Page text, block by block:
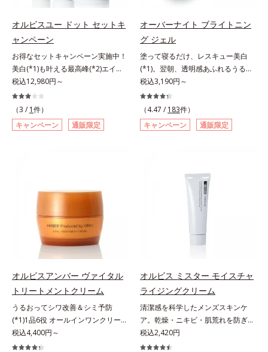
いうわけではありません※敏感肌対
象パッチテスト済（すべての人に皮
膚刺激がおきないというわけではあ
りません）※弱酸性（ローション・
モイスチャーのみ）アレルギーテス
ト済＝全ての方にアレルギーが起こ
らないということではありません。
ノンコメドジェニックテスト済＝す
べての人にコメド（ニキビのもと）
ができないというわけではありませ
ん。
の使用回数＞通常サイズ：約90回
（1.5ヵ月程度）ラージサイズ：約
180回（3ヵ月程度）各商品の詳し
い情報は商品ページをご覧くださ
い。・BEAUTY夏祭りは、こちら
指します。無油分・無着色・無香
料・アルコールフリー・界面活性剤
不使用(*5)・パラベンフリー、6つ
のフリー処方で徹底的に肌に寄り添
います。*1 乾燥と敏感をくり返す
こと*2 敏感肌対象連用テスト済
（すべての方のお肌に合うというこ
とではありません）*3 乾燥して敏
感に感じやすい状態のこと*4 発酵
アミノ酸（ポリグルタミン酸）配合
＝乾燥を防ぎ、うるおいに満ちた肌
＝乱れた角層にうるおいを与え、肌
荒れを防ぐ保湿成分*5 ウォッシュ
を除くLM＝さっぱり高保湿タイプ
（脂性肌～普通肌）RM＝しっとり
高保湿タイプ（普通肌～超乾性肌）
した。そこでオルビスユー ドット
シリーズは美容成分(*7)として
「G.D.F.アクティベーター(*8)」を
配合。そして、従来から配合してい
る美白(*1)有効成分「トラネキサム
酸」を配合しました。さらに、シリ
ーズ共通の美容成分「GLルートブ
ースター(*9)」を配合することで、
肌のふっくら感や透明感を叶えま
す。美白ケアしながら多角的なエイ
ジングケアが叶うシリーズに。3ス
す。*1 メラニンの生成を抑え、シ
ミ・ソバカスを防ぐ（ウォッシュを
除く）*2 オルビス内スキンケアシ
リーズの保湿力*3 年齢に応じたお
手入れのこと*4 うるおいによる
*5 乾燥、ハリ・ツヤのなさ*6
セラカエルレア果汁、ノバラエキス
配合＝うるおいを与えハリと透明感
に満ちた肌へ導く保湿成分*9 メマ
ツヨイグサ抽出液、スイカズラエキ
ス配合＝角層のすみずみまで水分・
油分を保ち、ハリ・ツヤを与える保
湿成分*10 気持ちのこと
オルビスユー ドット セットキ
ャンペーン
お得なセットキャンペーン実施中！
美白(*1)も叶える最高峰(*2)エイジ
ングケア(*3)。ハリも透明感(*4)も
結果主義。年齢サイン(*5)の因子に
着目した肌科学エイジングケア(*3)
シリーズ。オルビスユー ドットシ
リーズは、年齢による肌悩み一つ一
ない状態である「ハリのなさ」や、
くすみ(*6)などが現れている状態で
ある「透明感のなさ」が現れること
で大人の肌印象に大きな影響を与え
ていることが分かりました。そこで
オルビスユー ドットシリーズは美
容成分(*7)として「G.D.F.アクティ
ベーター(*8)」を配合。そして、従
来から配合している美白有効成分
「トラネキサム酸」を配合しまし
た。さらに、シリーズ共通の美容成
分(*7)「GLルートブースター(*9)」
を配合することで、肌のふっくら感
税込12,980円～
（3 / 1件）
キャンペーン
通販限定
オーバーナイト ブライトニン
グ ジェル
塗って寝るだけ、レスキュー美白
(*1)。翌朝、透明感あふれるうるぷ
る肌を叶える、お守り涼感ジェルパ
ック。紫外線を浴びた日の夜は、ひ
んやり気持ちいいジェルでお肌をレ
スキュー！ メラニンの産生指令が
活発になる夜の肌環境に着目して、
せると、シートマスクのようにピタ
ッと密着。水ハリ膜が肌のうるおい
をキープしながら、やわらかさをア
ップ。美白(*1)と保湿の両方にアプ
ローチする「トラネキサム酸-
SG(*3)」、肌荒れや日焼けによる肌
ン酸ジカリウム(*4)」など、たっぷ
りの保湿成分が浸透しやすい肌環境
を叶えます。はじめはピタッと密着
するテクスチャーは、肌になじむご
とにもっちり質感に、最後はなめら
かな水膜へと3変化。普段の保湿液
をこのジェルにおきかえて塗って眠
税込3,190円～
（4.47 / 183件）
キャンペーン
通販限定
オルビスアンバー ヴァイタル
トリートメントクリーム
うるおってシワ改善＆シミ予防
(*1)1品6役 オールインワンクリー
ム。オルビスアンバーは、いつも⾃
然体で美しくありたいと願う⼤⼈世
税込4,400円～
オルビス ミスター モイスチャ
ライジングクリーム
清潔感を科学したメンズスキンケ
ア。乾燥・ニキビ・肌荒れを防ぎハ
リ・ツヤのある、好印象な清潔透明
肌(*1)へ。オルビスミスターは、男
税込2,420円